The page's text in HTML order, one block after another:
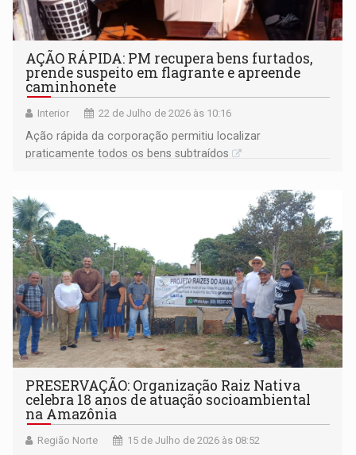
AÇÃO RÁPIDA: PM recupera bens furtados,
prende suspeito em flagrante e apreende
caminhonete
Interior 22 de Julho de 2026 às 10:16
Ação rápida da corporação permitiu localizar
praticamente todos os bens subtraídos
PRESERVAÇÃO: Organização Raiz Nativa
celebra 18 anos de atuação socioambiental
na Amazônia
Região Norte 15 de Julho de 2026 às 08:52